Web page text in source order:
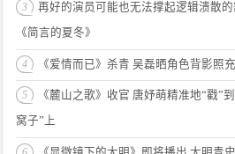
3 再好的演员可能也无法撑起逻辑溃散的
《简言的夏冬》
4 《爱情而已》杀青 吴磊晒角色背影照
5 《麓山之歌》收官 唐妤萌精准地“戳”
窝子”上